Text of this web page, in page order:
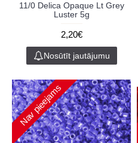
11/0 Delica Opaque Lt Grey
Luster 5g
2,20€
Nosūtīt jautājumu
Nav pieejams